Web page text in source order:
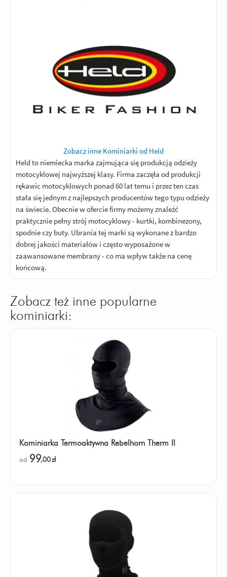
Zobacz inne Kominiarki od Held
Held to niemiecka marka zajmująca się produkcją odzieży
motocyklowej najwyższej klasy. Firma zaczęła od produkcji
rękawic motocyklowych ponad 60 lat temu i przez ten czas
stała się jednym z najlepszych producentów tego typu odzieży
na świecie. Obecnie w ofercie firmy możemy znaleźć
praktycznie pełny strój motocyklowy - kurtki, kombinezony,
spodnie czy buty. Ubrania tej marki są wykonane z bardzo
dobrej jakości materiałów i często wyposażone w
zaawansowane membrany - co ma wpływ także na cenę
końcową.
Zobacz też inne popularne
kominiarki:
Kominiarka Termoaktywna Rebelhorn Therm II
od 99,00zł